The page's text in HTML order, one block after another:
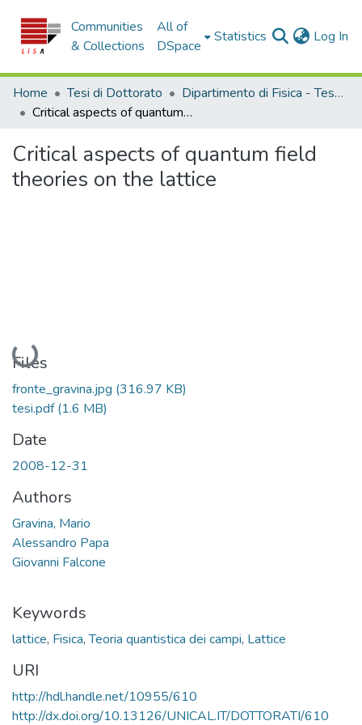
Communities
& Collections
All of
DSpace
Statistics Log In
Home Tesi di Dottorato
Dipartimento di Fisica - Tesi di Dottorato
Critical aspects of quantum field theories on the lattice
Critical aspects of quantum field
theories on the lattice
Loading...
Files
fronte_gravina.jpg (316.97 KB)
tesi.pdf(1.6 MB)
Date
2008-12-31
Authors
Gravina, Mario
Alessandro Papa
Giovanni Falcone
Keywords
lattice, Fisica,Teoria quantistica dei campi, Lattice
URI
http://hdl.handle.net/10955/610
http://dx.doi.org/10.13126/UNICAL.IT/DOTTORATI/610